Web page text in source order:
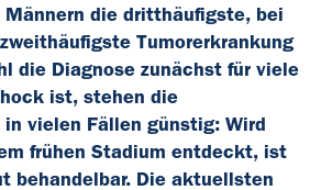
die dritthäufigste, bei
Tumorerkrankung
die Diagnose zunächst für viele
ist, stehen die
vielen Fällen günstig: Wird
frühen Stadium entdeckt, ist
behandelbar. Die aktuellsten